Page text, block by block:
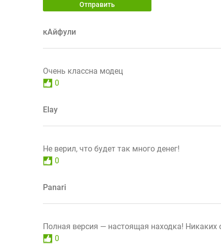
Отправить
кАйфули
Очень классна модец
0
Elay
Не верил, что будет так много денег!
0
Panari
Полная версия — настоящая находка! Никаких
0